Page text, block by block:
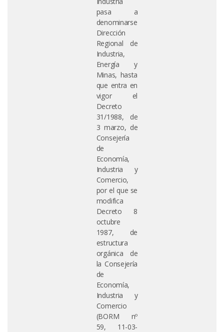
pasa a
denominarse
Dirección
Regional de
Industria,
Energía y
Minas, hasta
que entra en
vigor el
Decreto
31/1988, de
3 marzo, de
Consejería
de
Economía,
Industria y
Comercio,
por el que se
modifica
Decreto 8
octubre
1987, de
estructura
orgánica de
la Consejería
de
Economía,
Industria y
Comercio
(BORM nº
59, 11-03-